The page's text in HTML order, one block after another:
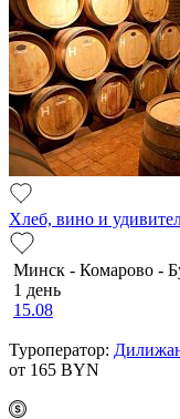
Хлеб, вино и
Минск - Комарово -
1 день
15.08
Туроператор:
от 165 BYN